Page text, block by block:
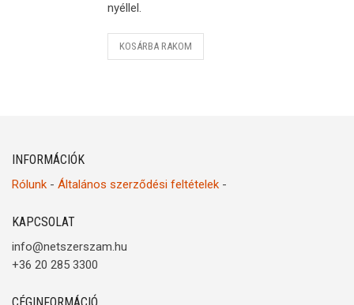
nyéllel.
KOSÁRBA RAKOM
INFORMÁCIÓK
Rólunk - Általános szerződési feltételek -
KAPCSOLAT
info@netszerszam.hu
+36 20 285 3300